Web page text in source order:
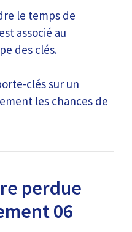
le temps de
associé au
des clés.
clés sur un
les chances de
perdue
06